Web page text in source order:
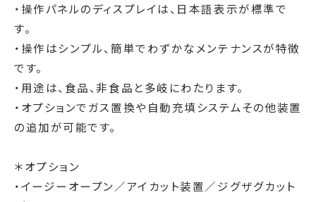
・操作パネルのディスプレイは、日本語表示が標準で
す。
・操作はシンプル、簡単でわずかなメンテナンスが特徴
です。
・用途は、食品、非食品と多岐にわたります。
・オプションでガス置換や自動充填システムその他装置
の追加が可能です。
＊オプション
・イージーオープン／アイカット装置／ジグザグカット